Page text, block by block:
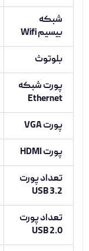
شبکه
بیسیم Wifi
بلوتوث
پورت شبکه
Ethernet
پورت VGA
پورت HDMI
تعداد پورت
USB 3.2
تعداد پورت
USB 2.0